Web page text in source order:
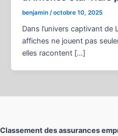
benjamin /octobre 10, 2025
Dans l’univers captivant de
affiches ne jouent pas
elles racontent […]
Classement des assurances